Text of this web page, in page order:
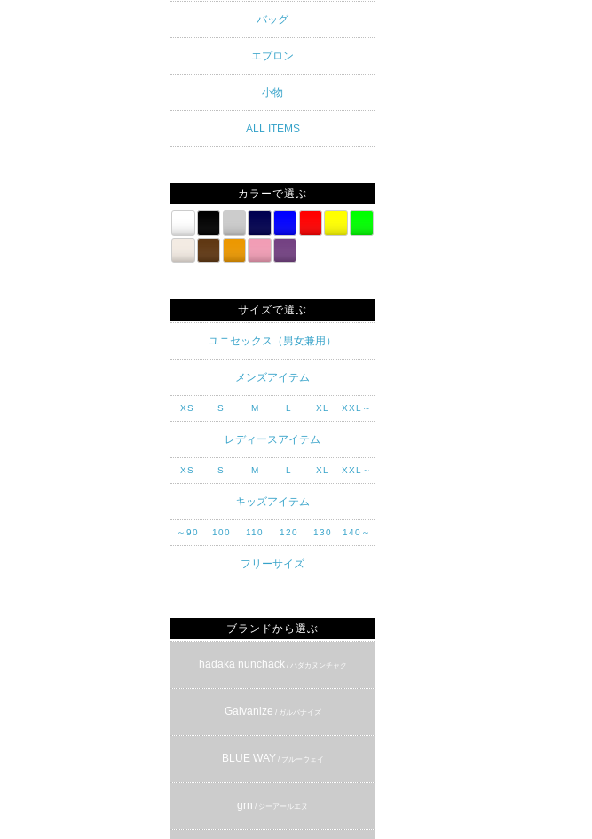
バッグ
エプロン
小物
ALL ITEMS
カラーで選ぶ
サイズで選ぶ
ユニセックス（男女兼用）
メンズアイテム
XS S M L XL XXL～
レディースアイテム
XS S M L XL XXL～
キッズアイテム
～90 100 110 120 130 140～
フリーサイズ
ブランドから選ぶ
hadaka nunchack/ ハダカヌンチャク
Galvanize / ガルバナイズ
BLUE WAY / ブルーウェイ
grn / ジーアールエヌ